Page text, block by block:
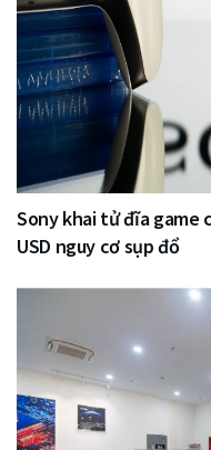
Sony khai tử đĩa
USD nguy cơ sụp đổ